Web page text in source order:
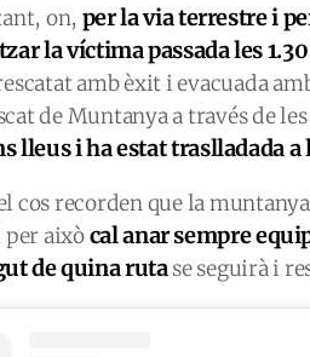
on, per la via terrestre i
la víctima passada les
amb èxit i evacuada
de Muntanya a través de
lleus i ha estat traslladada
cos recorden que la
per aixòcal anar sempre
de quina rutase seguirà i